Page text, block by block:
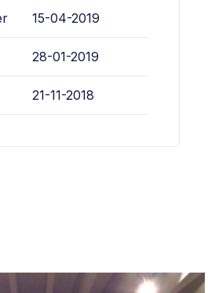
15-04-2019
28-01-2019
21-11-2018